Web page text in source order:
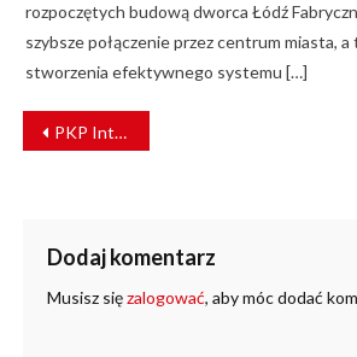
rozpoczętych budową dworca Łódź
szybsze połączenie przez centrum miasta, a
stworzenia efektywnego systemu […]
NAWIGACJA
WPISU
PKP Intercity poszukuje spalinowozów na 160 km/h
Dodaj komentarz
Musisz sięzalogować, aby móc dodać